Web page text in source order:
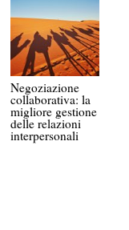
Negoziazione
collaborativa: la
migliore gestione
delle relazioni
interpersonali